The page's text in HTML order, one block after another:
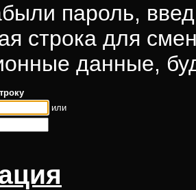
пароль,
строка для
данные,
или